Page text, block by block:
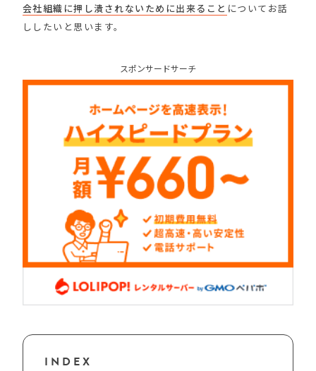
会社組織に押し潰されないために出来ること についてお話
ししたいと思います。
スポンサードサーチ
INDEX